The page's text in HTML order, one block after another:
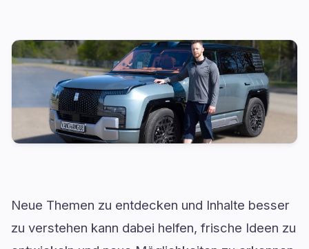
Neue Themen zu entdecken und Inhalte besser
zu verstehen kann dabei helfen, frische Ideen zu